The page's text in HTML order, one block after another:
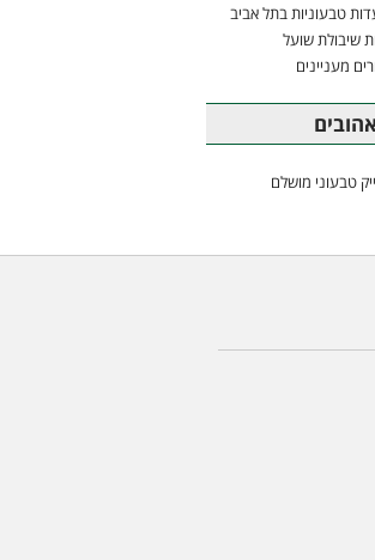
טבעוניות בתל אביב
שיבולת שועל
מעניינים
טבעוני מושלם